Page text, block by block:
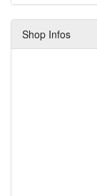
Shop Infos